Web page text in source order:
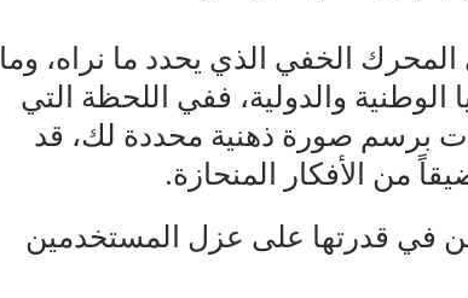
المحرك الخفي الذي يحدد ما نراه، وما
والدولية، ففي اللحظة التي
برسم صورة ذهنية محددة لك، قد
من الأفكار المنحازة.
في قدرتها على عزل المستخدمين